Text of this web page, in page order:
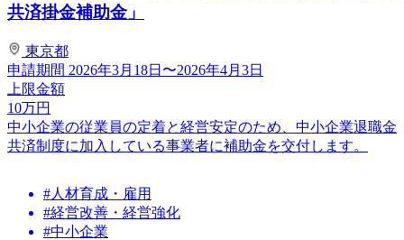
共済掛金補助金」
東京都
申請期間 2026年3月18日〜2026年4月3日
上限金額
10万円
中小企業の従業員の定着と経営安定のため、中小企業退職金
共済制度に加入している事業者に補助金を交付します。
#人材育成・雇用
#経営改善・経営強化
#中小企業